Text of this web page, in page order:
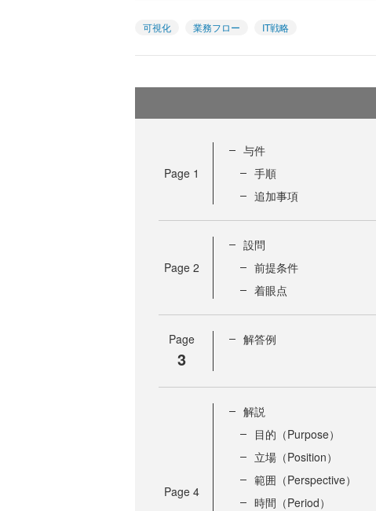
可視化 業務フロー IT戦略
Page 1
与件
手順
追加事項
Page 2
設問
前提条件
着眼点
Page
3
解答例
Page 4
解説
目的（Purpose）
立場（Position）
範囲（Perspective）
時間（Period）